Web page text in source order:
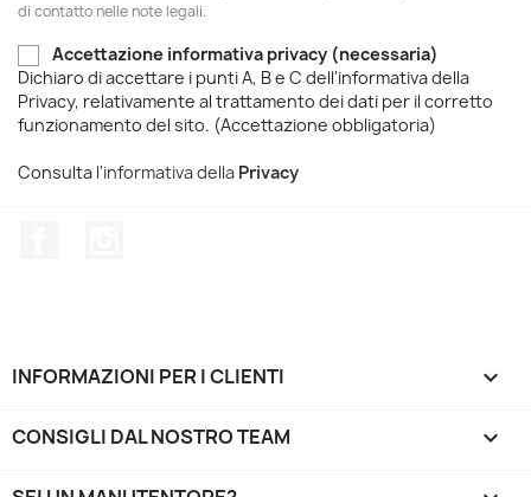
di contatto nelle note legali.
Accettazione informativa privacy (necessaria)
Dichiaro di accettare i punti A, B e C dell'informativa della
Privacy, relativamente al trattamento dei dati per il corretto
funzionamento del sito. (Accettazione obbligatoria)
Consulta l'informativa della Privacy
INFORMAZIONI PER I CLIENTI 
CONSIGLI DAL NOSTRO TEAM 